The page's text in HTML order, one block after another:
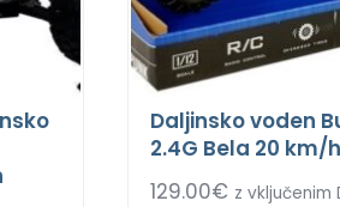
Daljinsko voden
2.4G Bela 20 km/
129.00€ z vključenim